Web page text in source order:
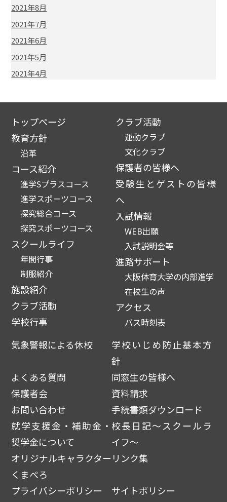
2021年8月
2021年7月
2021年6月
2021年5月
2021年4月
トップページ
教育方針
沿革
コース紹介
進学Sプラスコース
進学スポーツコース
探究総合コース
探究スポーツコース
スクールライフ
年間行事
制服紹介
施設紹介
クラブ活動
学校行事
クラブ活動
運動クラブ
文化クラブ
保護者の皆様へ
受験生とゲストの皆様
へ
入試情報
WEB出願
入試説明会等
進路サポート
大阪体育大学の内部進学
在校生の声
アクセス
バス時刻表
気象警報による休校
学校いじめ防止基本方
針
よくある質問
同窓生の皆様へ
保護者会
資料請求
お問い合わせ
手続書類ダウンロード
就学支援金・補助金・
奨学金について
校長日記～スクールラ
イフ～
オリジナルキャラクター
くまぺろ
リンク集
プライバシーポリシー
サイトポリシー